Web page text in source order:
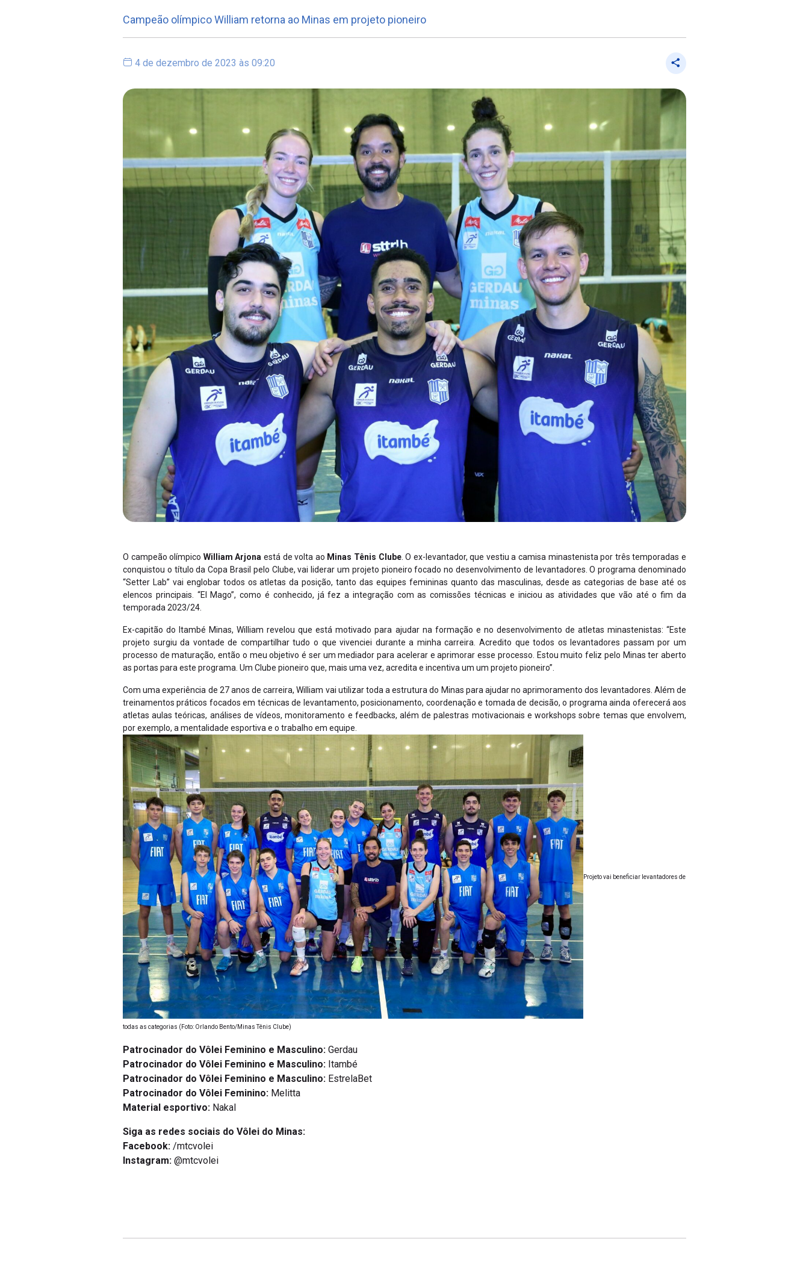
Campeão olímpico William retorna ao Minas em projeto pioneiro
4 de dezembro de 2023 às 09:20
O campeão olímpico William Arjona está de volta ao Minas Tênis Clube. O ex-levantador, que vestiu a camisa minastenista por três temporadas e
conquistou o título da Copa Brasil pelo Clube, vai liderar um projeto pioneiro focado no desenvolvimento de levantadores. O programa denominado
“Setter Lab” vai englobar todos os atletas da posição, tanto das equipes femininas quanto das masculinas, desde as categorias de base até os
elencos principais. “El Mago”, como é conhecido, já fez a integração com as comissões técnicas e iniciou as atividades que vão até o fim da
temporada 2023/24.
Ex-capitão do Itambé Minas, William revelou que está motivado para ajudar na formação e no desenvolvimento de atletas minastenistas: “Este
projeto surgiu da vontade de compartilhar tudo o que vivenciei durante a minha carreira. Acredito que todos os levantadores passam por um
processo de maturação, então o meu objetivo é ser um mediador para acelerar e aprimorar esse processo. Estou muito feliz pelo Minas ter aberto
as portas para este programa. Um Clube pioneiro que, mais uma vez, acredita e incentiva um um projeto pioneiro”.
Com uma experiência de 27 anos de carreira, William vai utilizar toda a estrutura do Minas para ajudar no aprimoramento dos levantadores. Além de
treinamentos práticos focados em técnicas de levantamento, posicionamento, coordenação e tomada de decisão, o programa ainda oferecerá aos
atletas aulas teóricas, análises de vídeos, monitoramento e feedbacks, além de palestras motivacionais e workshops sobre temas que envolvem,
por exemplo, a mentalidade esportiva e o trabalho em equipe.
Projeto vai beneficiar levantadores de
todas as categorias (Foto: Orlando Bento/Minas Tênis Clube)
Patrocinador do Vôlei Feminino e Masculino: Gerdau
Patrocinador do Vôlei Feminino e Masculino: Itambé
Patrocinador do Vôlei Feminino e Masculino: EstrelaBet
Patrocinador do Vôlei Feminino: Melitta
Material esportivo: Nakal
Siga as redes sociais do Vôlei do Minas:
Facebook: /mtcvolei
Instagram: @mtcvolei